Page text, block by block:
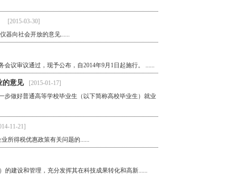
[2015-03-30]
器向社会开放的意见......
议审议通过，现予公布，自2014年9月1日起施行。 ......
的意见
[2015-01-17]
步做好普通高等学校毕业生（以下简称高校毕业生）就业
11-21]
所得税优惠政策有关问题的......
的建设和管理，充分发挥其在科技成果转化和高新......